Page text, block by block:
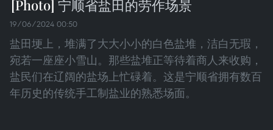
宁顺省盐田的劳作场景
19/06/2024 00:50
盐田埂上，堆满了大大小小的白色盐堆，洁白无瑕，
宛若一座座小雪山。那些盐堆正等待着商人来收购，
盐民们在辽阔的盐场上忙碌着。这是宁顺省拥有数百
年历史的传统手工制盐业的熟悉场面。